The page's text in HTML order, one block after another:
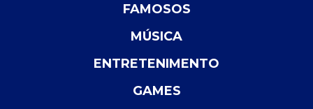
FAMOSOS
MÚSICA
ENTRETENIMENTO
GAMES